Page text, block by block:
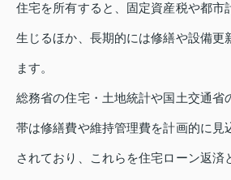
住宅を所有すると、固定資産税や都市
生じるほか、長期的には修繕や設備更
ます。
総務省の住宅・土地統計や国土交通省
帯は修繕費や維持管理費を計画的に見
されており、これらを住宅ローン返済